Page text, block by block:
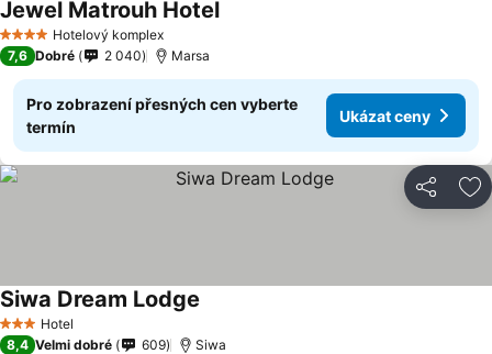
4 Počet hvězdiček
Hotelový komplex
Jewel Matrouh Hotel
7,6 Dobré 2 040 Marsa
Pro zobrazení přesných cen vyberte
termín
Ukázat ceny
Sdílet
3 Počet hvězdiček
Hotel
Siwa Dream Lodge
8,4 Velmi dobré 609 Siwa